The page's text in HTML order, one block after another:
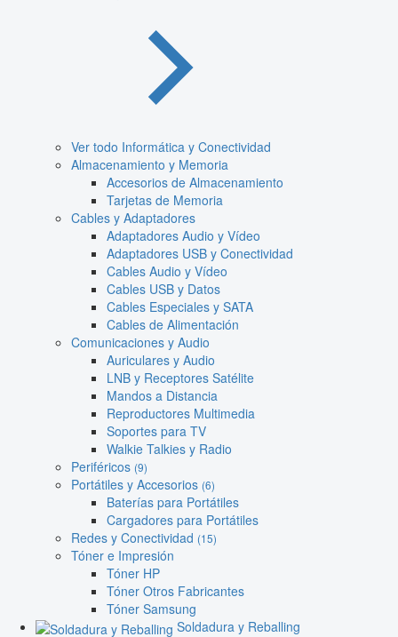
Ver todo Informática y Conectividad
Almacenamiento y Memoria
Accesorios de Almacenamiento
Tarjetas de Memoria
Cables y Adaptadores
Adaptadores Audio y Vídeo
Adaptadores USB y Conectividad
Cables Audio y Vídeo
Cables USB y Datos
Cables Especiales y SATA
Cables de Alimentación
Comunicaciones y Audio
Auriculares y Audio
LNB y Receptores Satélite
Mandos a Distancia
Reproductores Multimedia
Soportes para TV
Walkie Talkies y Radio
Periféricos (9)
Portátiles y Accesorios (6)
Baterías para Portátiles
Cargadores para Portátiles
Redes y Conectividad (15)
Tóner e Impresión
Tóner HP
Tóner Otros Fabricantes
Tóner Samsung
Soldadura y Reballing